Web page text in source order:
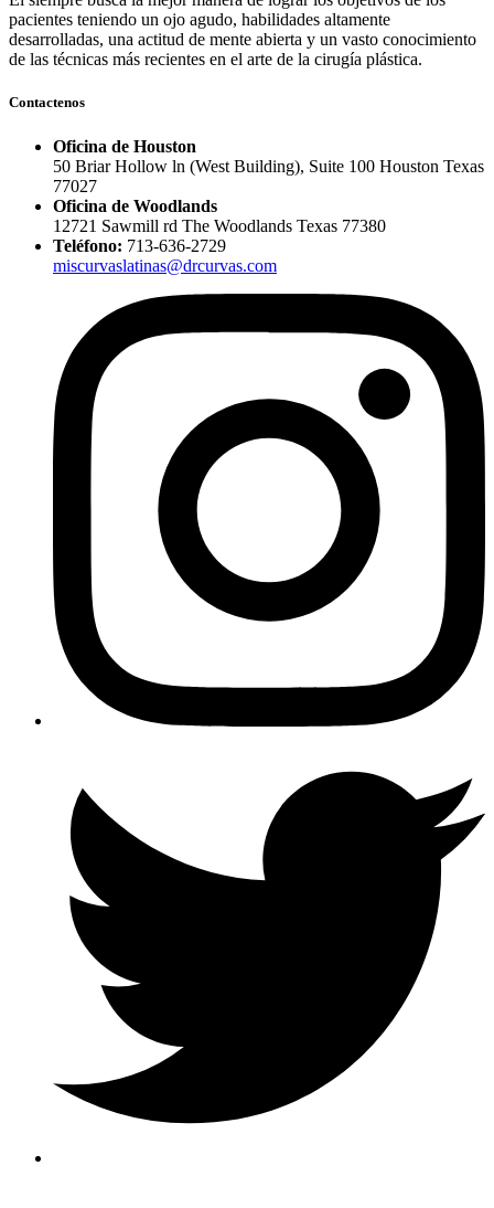
pacientes teniendo un ojo agudo, habilidades altamente
desarrolladas, una actitud de mente abierta y un vasto conocimiento
de las técnicas más recientes en el arte de la cirugía plástica.
Contactenos
Oficina de Houston
50 Briar Hollow ln (West Building), Suite 100 Houston Texas
77027
Oficina de Woodlands
12721 Sawmill rd The Woodlands Texas 77380
Teléfono: 713-636-2729
miscurvaslatinas@drcurvas.com